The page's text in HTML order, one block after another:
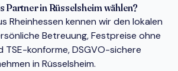
Partner in Rüsselsheim wählen?
Rheinhessen kennen wir den lokalen
Betreuung, Festpreise ohne
TSE-konforme, DSGVO-sichere
in Rüsselsheim.